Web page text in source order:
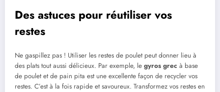
Des astuces pour réutiliser vos
restes
Ne gaspillez pas ! Utiliser les restes de poulet peut donner lieu à
des plats tout aussi délicieux. Par exemple, le gyros grec à base
de poulet et de pain pita est une excellente façon de recycler vos
restes. C’est à la fois rapide et savoureux. Transformez vos restes en